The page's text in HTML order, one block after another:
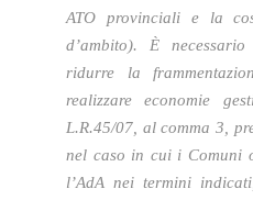
ATO provinciali e la
d’ambito). È
ridurre la
realizzare economie
L.R.45/07, al comma 3,
nel caso in cui i Comuni
l’AdA nei termini